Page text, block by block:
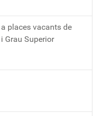
places vacants de
Grau Superior